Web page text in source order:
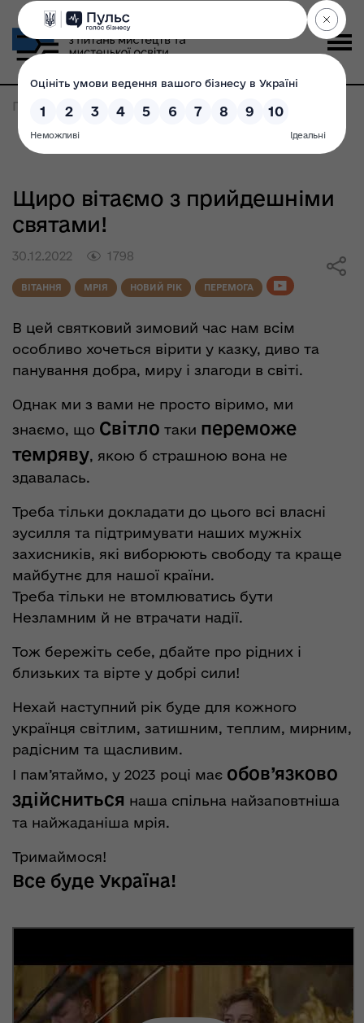
Головна Щиро вітаємо з прийдешніми святами!
Щиро вітаємо з прийдешніми
святами!
30.12.2022 1798
ВІТАННЯ МРІЯ НОВИЙ РІК ПЕРЕМОГА
В цей святковий зимовий час нам всім
особливо хочеться вірити у казку, диво та
панування добра, миру і злагоди в світі.
Однак ми з вами не просто віримо, ми
знаємо, що Світло таки переможе
темряву, якою б страшною вона не
здавалась.
Треба тільки докладати до цього всі власні
зусилля та підтримувати наших мужніх
захисників, які виборюють свободу та краще
майбутнє для нашої країни.
Треба тільки не втомлюватись бути
Незламним й не втрачати надії.
Тож бережіть себе, дбайте про рідних і
близьких та вірте у добрі сили!
Нехай наступний рік буде для кожного
українця світлим, затишним, теплим, мирним,
радісним та щасливим.
І пам’ятаймо, у 2023 році має обов’язково
здійсниться наша спільна найзаповтніша
та найжаданіша мрія.
Тримаймося!
Все буде Україна!